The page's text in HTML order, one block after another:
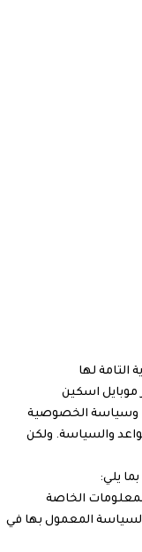
لها
موبايل اسكين
وسياسة الخصوصية
والسياسة. ولكن
يلي:
الخاصة
المعمول بها في